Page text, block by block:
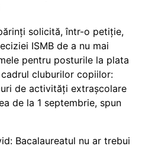
solicită, într-o petiție,
ISMB de a nu mai
pentru posturile la plata
cluburilor copiilor:
de activități extrașcolare
de la 1 septembrie, spun
Bacalaureatul nu ar trebui